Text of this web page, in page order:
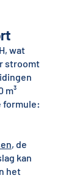
wat
stroomt
m³
formule:
, de
kan
het